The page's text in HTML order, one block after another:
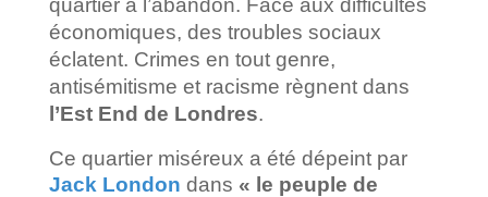
économiques, des troubles sociaux
éclatent. Crimes en tout genre,
antisémitisme et racisme règnent dans
l’Est End de Londres.
Ce quartier miséreux a été dépeint par
Jack London dans « le peuple de